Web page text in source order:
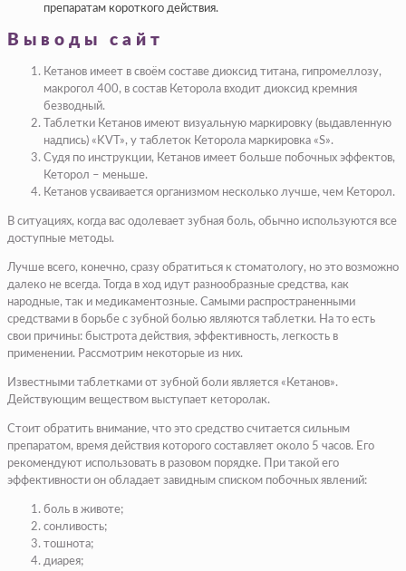
препаратам короткого действия.
Выводы сайт
Кетанов имеет в своём составе диоксид титана, гипромеллозу,
макрогол 400, в состав Кеторола входит диоксид кремния
безводный.
Таблетки Кетанов имеют визуальную маркировку (выдавленную
надпись) «KVT», у таблеток Кеторола маркировка «S».
Судя по инструкции, Кетанов имеет больше побочных эффектов,
Кеторол – меньше.
Кетанов усваивается организмом несколько лучше, чем Кеторол.
В ситуациях, когда вас одолевает зубная боль, обычно используются все
доступные методы.
Лучше всего, конечно, сразу обратиться к стоматологу, но это возможно
далеко не всегда. Тогда в ход идут разнообразные средства, как
народные, так и медикаментозные. Самыми распространенными
средствами в борьбе с зубной болью являются таблетки. На то есть
свои причины: быстрота действия, эффективность, легкость в
применении. Рассмотрим некоторые из них.
Известными таблетками от зубной боли является «Кетанов».
Действующим веществом выступает кеторолак.
Стоит обратить внимание, что это средство считается сильным
препаратом, время действия которого составляет около 5 часов. Его
рекомендуют использовать в разовом порядке. При такой его
эффективности он обладает завидным списком побочных явлений:
боль в животе;
сонливость;
тошнота;
диарея;